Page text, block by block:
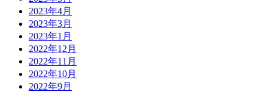
2023年4月
2023年3月
2023年1月
2022年12月
2022年11月
2022年10月
2022年9月